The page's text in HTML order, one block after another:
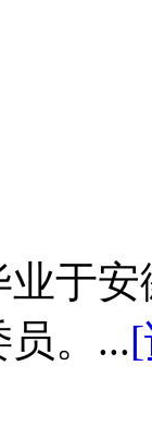
于
。...